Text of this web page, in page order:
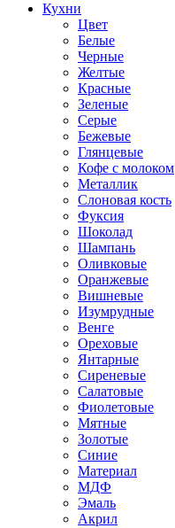
Кухни
Цвет
Белые
Черные
Желтые
Красные
Зеленые
Серые
Бежевые
Глянцевые
Кофе с молоком
Металлик
Слоновая кость
Фуксия
Шоколад
Шампань
Оливковые
Оранжевые
Вишневые
Изумрудные
Венге
Ореховые
Янтарные
Сиреневые
Салатовые
Фиолетовые
Мятные
Золотые
Синие
Материал
МДФ
Эмаль
Акрил